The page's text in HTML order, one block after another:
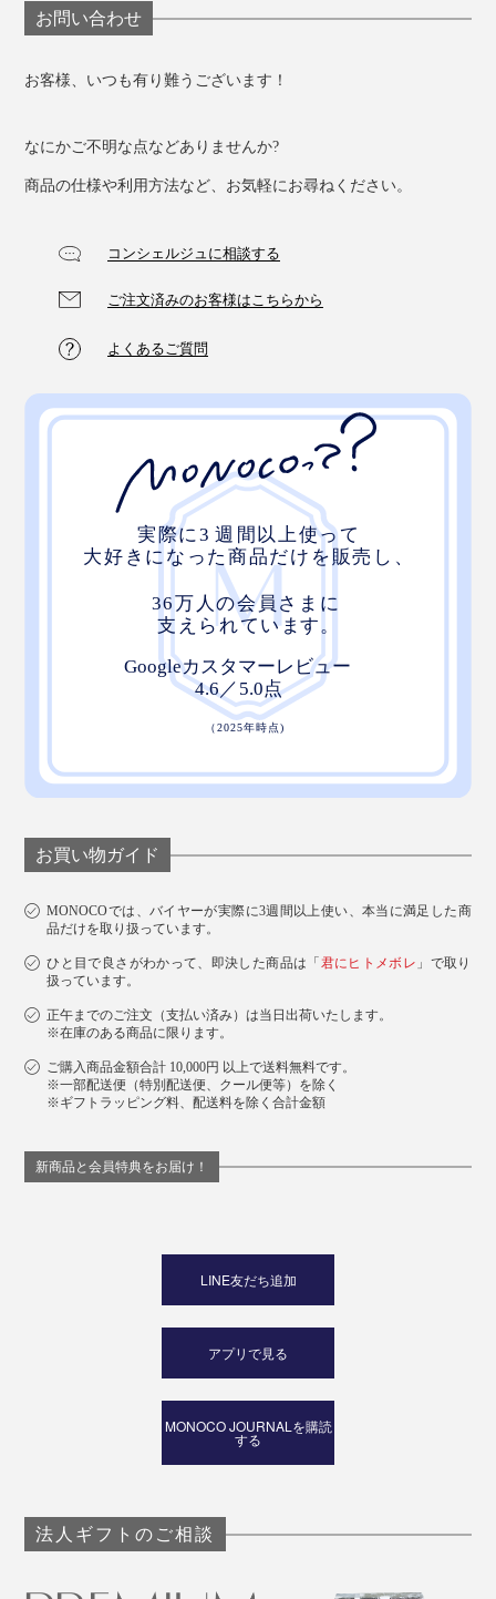
う。疲れた夜も、やさしい自然が包んでくれるイメージ
お問い合わせ
お客様、いつも有り難うございます！
なにかご不明な点などありませんか?
商品の仕様や利用方法など、お気軽にお尋ねください。
コンシェルジュに相談する
ご注文済みのお客様はこちらから
よくあるご質問
お買い物ガイド
MONOCOでは、バイヤーが実際に3週間以上使い、本当に満足した商
品だけを取り扱っています。
ひと目で良さがわかって、即決した商品は「君にヒトメボレ 」で取り
扱っています。
正午までのご注文（支払い済み）は当日出荷いたします。
※在庫のある商品に限ります。
ご購入商品金額合計 10,000円 以上で送料無料です。
※一部配送便（特別配送便、クール便等）を除く
※ギフトラッピング料、配送料を除く合計金額
新商品と会員特典をお届け！
LINE友だち追加
アプリで見る
MONOCO JOURNALを購読
する
法人ギフトのご相談